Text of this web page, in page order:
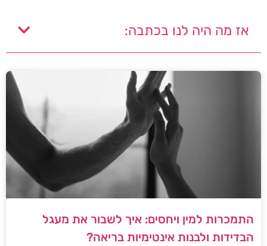
אז מה היה לנו בכתבה:
התמכרות למין ויחסים: איך לשבור את מעגל
הבדידות ולבנות אינטימיות בריאה?